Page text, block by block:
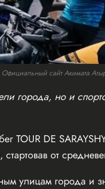
сайт Акимата
города, но и
TOUR DE
от
улицам города и